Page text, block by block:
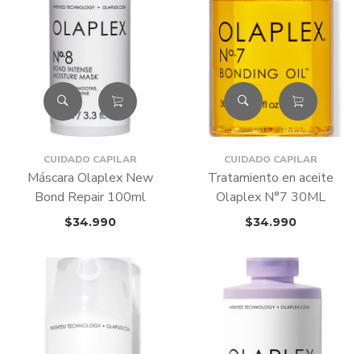
CUIDADO CAPILAR
Máscara Olaplex New
Bond Repair 100ml
$34.990
CUIDADO CAPILAR
Tratamiento en aceite
Olaplex N°7 30ML
$34.990